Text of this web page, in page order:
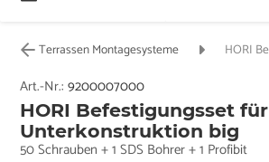
Terrassen Montagesysteme
Art.-Nr.:9200007000
HORI Befestigungsset für
Unterkonstruktion big
50 Schrauben + 1 SDS Bohrer + 1 Profibit